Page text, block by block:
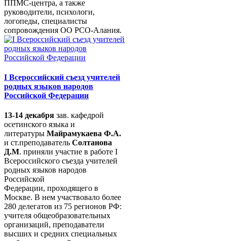
ППМС-центра, а также
руководители, психологи,
логопеды, специалисты
сопровождения ОО РСО-Алания.
I Всероссийский съезд учителей
родных языков народов
Российской Федерации
13-14 декабря зав. кафедрой
осетинского языка и
литературы Майрамукаева Ф.А.
и ст.преподаватель Солтанова
Д.М. приняли участие в работе I
Всероссийского съезда учителей
родных языков народов
Российской
Федерации, проходящего в
Москве. В нем участвовало более
280 делегатов из 75 регионов РФ:
учителя общеобразовательных
организаций, преподаватели
высших и средних специальных